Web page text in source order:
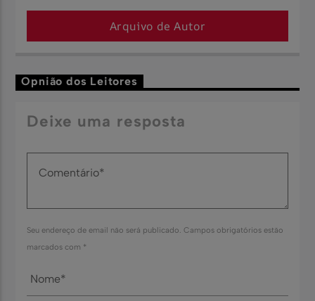
Arquivo de Autor
Opnião dos Leitores
Deixe uma resposta
Seu endereço de email não será publicado. Campos obrigatórios estão
marcados com *